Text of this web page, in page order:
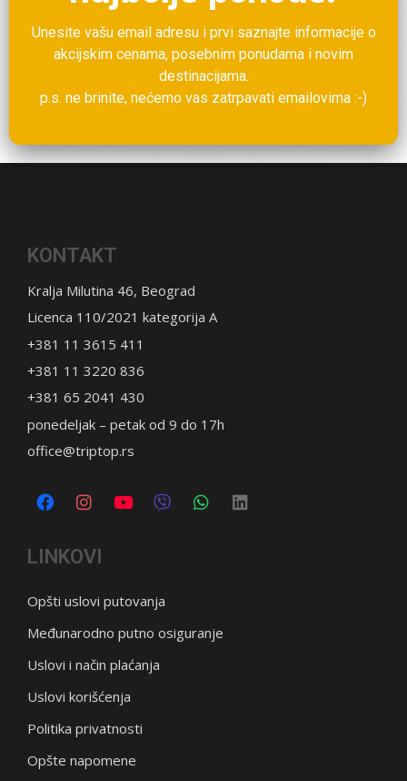
Unesite vašu email adresu i prvi saznajte informacije o
akcijskim cenama, posebnim ponudama i novim
destinacijama.
p.s. ne brinite, nećemo vas zatrpavati emailovima :-)
KONTAKT
Kralja Milutina 46, Beograd
Licenca 110/2021 kategorija A
+381 11 3615 411
+381 11 3220 836
+381 65 2041 430
ponedeljak – petak od 9 do 17h
office@triptop.rs
LINKOVI
Opšti uslovi putovanja
Međunarodno putno osiguranje
Uslovi i način plaćanja
Uslovi korišćenja
Politika privatnosti
Opšte napomene